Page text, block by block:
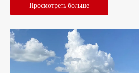
Просмотреть больше